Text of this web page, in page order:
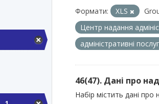
Формати: XLS
Центр надання
адміністративні
46(47). Дані про
Набір містить дані про